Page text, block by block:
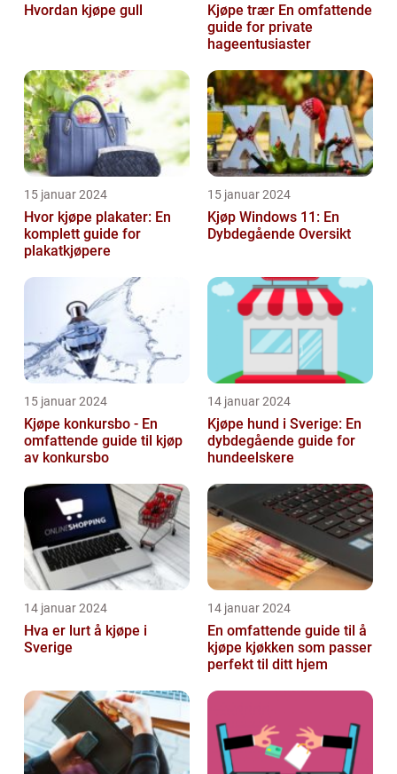
Hvordan kjøpe gull
Kjøpe trær En omfattende
guide for private
hageentusiaster
15 januar 2024
Hvor kjøpe plakater: En
komplett guide for
plakatkjøpere
15 januar 2024
Kjøp Windows 11: En
Dybdegående Oversikt
15 januar 2024
Kjøpe konkursbo - En
omfattende guide til kjøp
av konkursbo
14 januar 2024
Kjøpe hund i Sverige: En
dybdegående guide for
hundeelskere
14 januar 2024
Hva er lurt å kjøpe i
Sverige
14 januar 2024
En omfattende guide til å
kjøpe kjøkken som passer
perfekt til ditt hjem